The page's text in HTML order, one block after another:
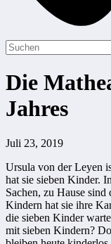
Die
Jahres
Juli 23, 2019
Ursula von der Leyen
hat sie sieben Kinder.
Sachen, zu Hause
Kindern hat sie ihre
die sieben Kinder
mit sieben Kindern?